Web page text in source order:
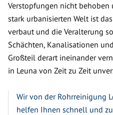
Verstopfungen nicht
stark urbanisierten Welt ist
verbaut und die Veralterung
Schächten, Kanalisationen
Großteil derart ineinander
in Leuna von Zeit zu Zeit
Wir von der Rohrreinigung
helfen Ihnen schnell und